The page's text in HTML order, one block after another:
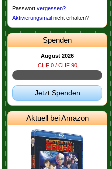
Passwort vergessen?
Aktivierungsmail nicht erhalten?
Spenden
August 2026
CHF 0 / CHF 90
Jetzt Spenden
Aktuell bei Amazon